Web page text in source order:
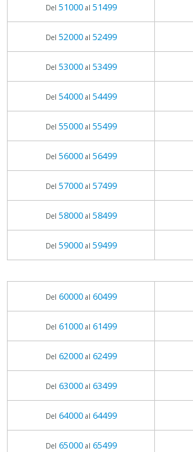
Del 51000al 51499
Del 52000al 52499
Del 53000al 53499
Del 54000al 54499
Del 55000al 55499
Del 56000al 56499
Del 57000al 57499
Del 58000al 58499
Del 59000al 59499
Del 60000al 60499
Del 61000al 61499
Del 62000al 62499
Del 63000al 63499
Del 64000al 64499
Del 65000al 65499